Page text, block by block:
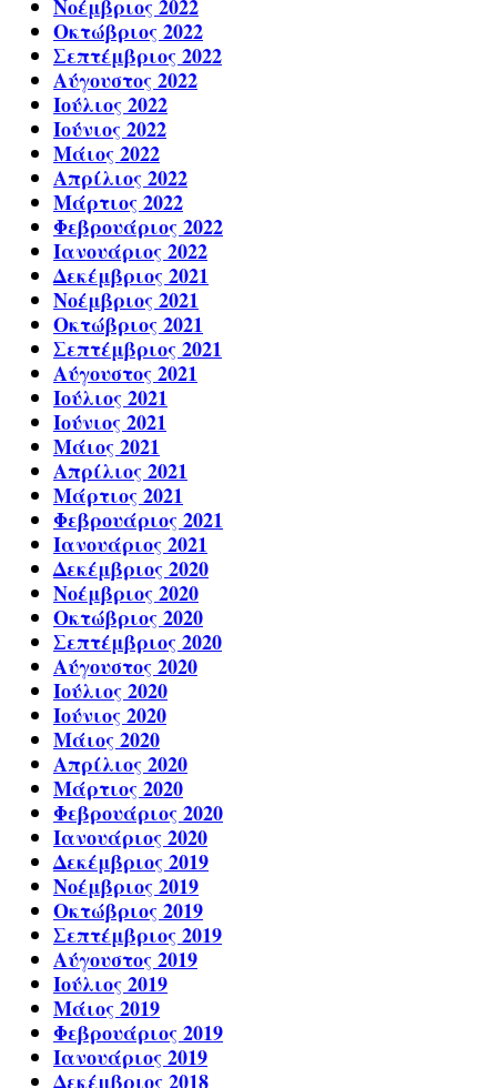
Νοέμβριος 2022
Οκτώβριος 2022
Σεπτέμβριος 2022
Αύγουστος 2022
Ιούλιος 2022
Ιούνιος 2022
Μάιος 2022
Απρίλιος 2022
Μάρτιος 2022
Φεβρουάριος 2022
Ιανουάριος 2022
Δεκέμβριος 2021
Νοέμβριος 2021
Οκτώβριος 2021
Σεπτέμβριος 2021
Αύγουστος 2021
Ιούλιος 2021
Ιούνιος 2021
Μάιος 2021
Απρίλιος 2021
Μάρτιος 2021
Φεβρουάριος 2021
Ιανουάριος 2021
Δεκέμβριος 2020
Νοέμβριος 2020
Οκτώβριος 2020
Σεπτέμβριος 2020
Αύγουστος 2020
Ιούλιος 2020
Ιούνιος 2020
Μάιος 2020
Απρίλιος 2020
Μάρτιος 2020
Φεβρουάριος 2020
Ιανουάριος 2020
Δεκέμβριος 2019
Νοέμβριος 2019
Οκτώβριος 2019
Σεπτέμβριος 2019
Αύγουστος 2019
Ιούλιος 2019
Μάιος 2019
Φεβρουάριος 2019
Ιανουάριος 2019
Δεκέμβριος 2018